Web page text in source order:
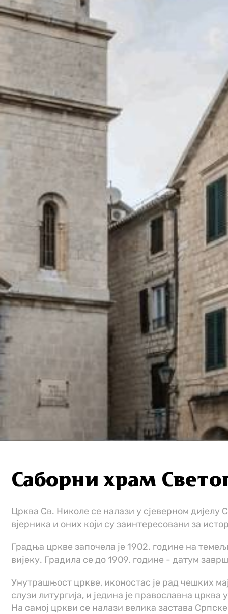
Саборни храм
Црква Св. Николе се налази у сјеверном
вјерника и оних који су заинтересовани за
Градња цркве започела је 1902. године на
вијеку. Градила се до 1909. године - датум
Унутрашњост цркве, иконостас је рад чешких
слузи литургија, и једина је православна
На самој цркви се налази велика застава